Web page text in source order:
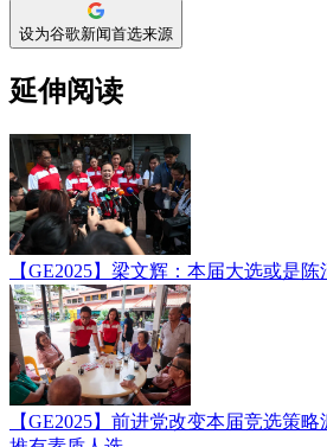
设为谷歌新闻首选来源
延伸阅读
【GE2025】梁文辉：本届大选或是
【GE2025】前进党改变本届竞选策